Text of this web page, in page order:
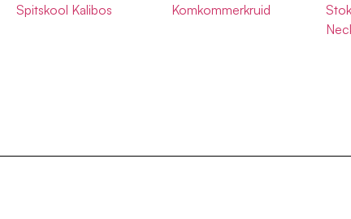
Spitskool Kalibos
Komkommerkruid